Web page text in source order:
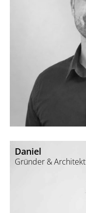
Daniel
Gründer & Architekt